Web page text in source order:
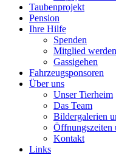
Taubenprojekt
Pension
Ihre Hilfe
Spenden
Mitglied werden
Gassigehen
Fahrzeugsponsoren
Über uns
Unser Tierheim
Das Team
Bildergalerien
Öffnungszeiten
Kontakt
Links